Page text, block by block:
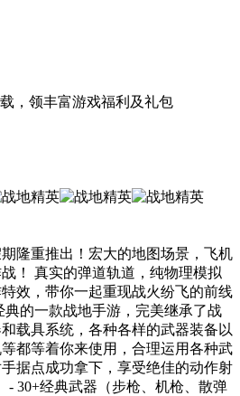
，领丰富游戏福利 及礼包
隆重推出！宏大的地图场景，飞机
！ 真实的弹道轨道，纯物理模拟
效，带你一起重现战火纷飞的前线
的一款战地手游，完美继承了战
载具系统，各种各样的武器装备以
都等着你来使用，合理运用各种武
据点成功拿下，享受绝佳的动作射
- 30+经典武器（步枪、机枪、散弹